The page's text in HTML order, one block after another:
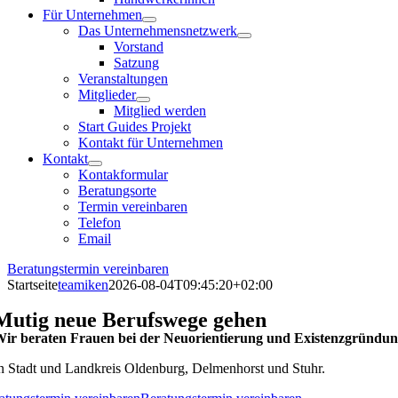
Für Unternehmen
Das Unternehmensnetzwerk
Vorstand
Satzung
Veranstaltungen
Mitglieder
Mitglied werden
Start Guides Projekt
Kontakt für Unternehmen
Kontakt
Kontakformular
Beratungsorte
Termin vereinbaren
Telefon
Email
Beratungstermin vereinbaren
Startseiteteamiken2026-08-04T09:45:20+02:00
neue Berufswege gehen
beraten Frauen bei der Neuorientierung und
Stadt und Landkreis Oldenburg, Delmenhorst und Stuhr.